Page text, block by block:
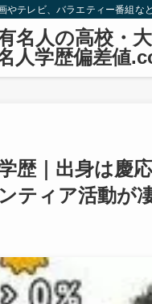
やテレビ、バラエティー番組な
名人の高校・
人学歴偏差値
歴｜出身は慶
ティア活動が